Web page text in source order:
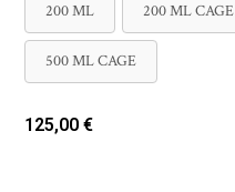
200 ML 200 ML CAGE
500 ML CAGE
125,00 €